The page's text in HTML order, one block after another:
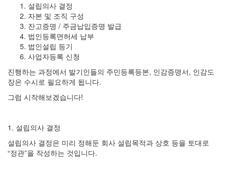
설립의사 결정
자본 및 조직 구성
잔고증명 / 주금납입증명 발급
법인등록면허세 납부
법인설립 등기
사업자등록 신청
진행하는 과정에서 발기인들의 주민등록등본, 인감증명서, 인감도
장은 수시로 필요하게 됩니다.
그럼 시작해보겠습니다!
1. 설립의사 결정
설립의사 결정은 미리 정해둔 회사 설립목적과 상호 등을 토대로
“정관”을 작성하는 것입니다.